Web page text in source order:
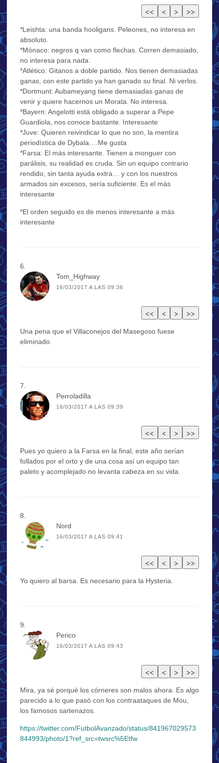
*Leishta: una banda hooligans. Peleones, no interesa en
absoluto.
*Mónaco: negros q van como flechas. Corren demasiado,
no interesa para nada.
*Atlético: Gitanos a doble partido. Nos tienen demasiadas
ganas, con este partido ya han ganado su final. Ni verlos.
*Dortmunt: Aubameyang tiene demasiadas ganas de
venir y quiere hacernos un Morata. No interesa.
*Bayern: Angelotti está obligado a superar a Pepe
Guardiola, nos conoce bastante. Interesante
*Juve: Quieren reivindicar lo que no son, la mentira
periodística de Dybala….Me gusta
*Farsa: El más interesante. Tienen a monguer con
parálisis, su realidad es cruda. Sin un equipo contrario
rendido, sin tanta ayuda extra… y con los nuestros
armados sin excesos, sería suficiente. Es el más
interesante
*El orden seguido es de menos interesante a más
interesante
Tom_Highway
16/03/2017 A LAS 09:36
Una pena que el Villaconejos del Masegoso fuese
eliminado.
Perroladilla
16/03/2017 A LAS 09:39
Pues yo quiero a la Farsa en la final, este año serían
follados por el orto y de una cosa así un equipo tan
paleto y acomplejado no levanta cabeza en su vida.
Nord
16/03/2017 A LAS 09:41
Yo quiero al barsa. Es necesario para la Hysteria.
Perico
16/03/2017 A LAS 09:43
Mira, ya sé porqué los córneres son malos ahora. Es algo
parecido a lo que pasó con los contraataques de Mou,
los famosos sartenazos.
https://twitter.com/FutbolAvanzado/status/841967029573
844993/photo/1?ref_src=twsrc%5Etfw